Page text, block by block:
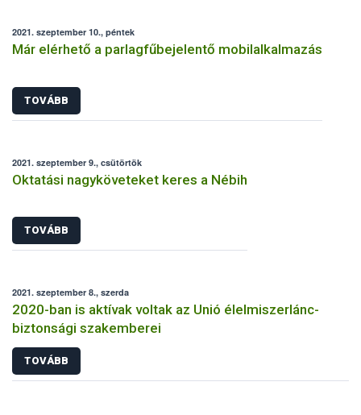
2021. szeptember 10., péntek
Már elérhető a parlagfűbejelentő mobilalkalmazás
TOVÁBB
2021. szeptember 9., csütörtök
Oktatási nagyköveteket keres a Nébih
TOVÁBB
2021. szeptember 8., szerda
2020-ban is aktívak voltak az Unió élelmiszerlánc-
biztonsági szakemberei
TOVÁBB